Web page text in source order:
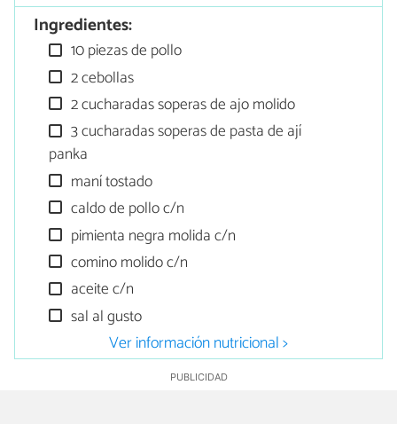
Ingredientes:
10 piezas de pollo
2 cebollas
2 cucharadas soperas de ajo molido
3 cucharadas soperas de pasta de ají
panka
maní tostado
caldo de pollo c/n
pimienta negra molida c/n
comino molido c/n
aceite c/n
sal al gusto
Ver información nutricional >